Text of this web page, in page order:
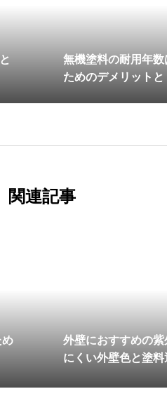
無機塗料の耐用年
ためのデメリット
関連記事
め
外壁におすすめの
にくい外壁色と塗